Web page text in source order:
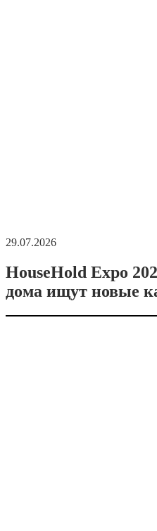
29.07.2026
HouseHold Expo
дома ищут новые